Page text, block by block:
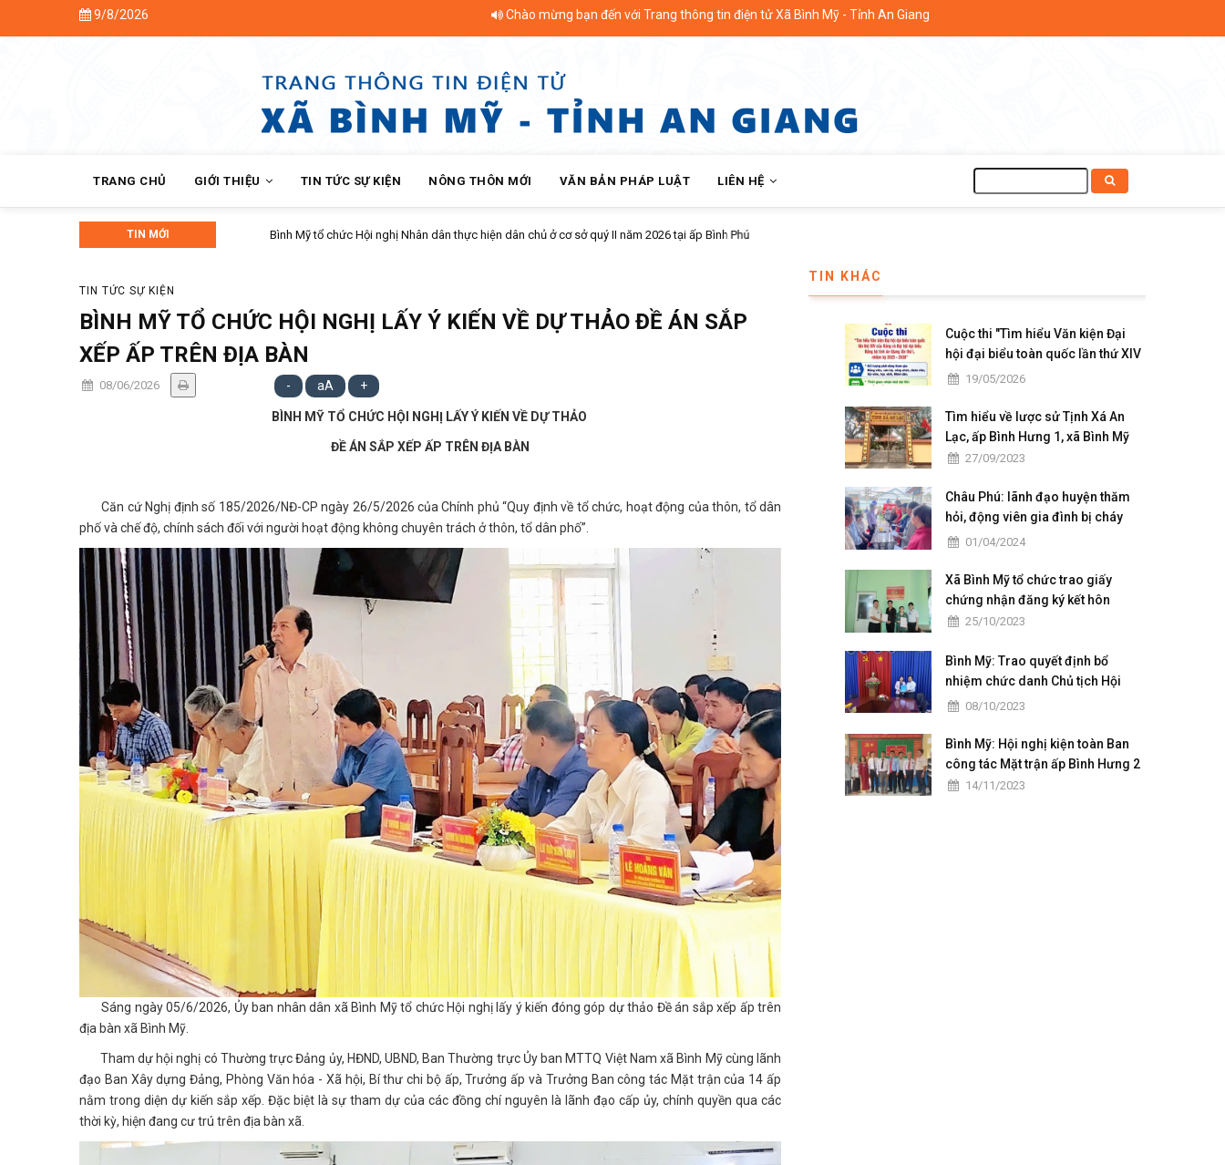
9/8/2026 Chào mừng bạn đến với Trang thông tin điện tử Xã Bình Mỹ - Tỉnh An Giang
NAVIGATION
TRANG CHỦ GIỚI THIỆU TIN TỨC SỰ KIỆN NÔNG THÔN MỚI VĂN BẢN PHÁP LUẬT LIÊN HỆ
kiếm
TIN MỚI Bình Mỹ tổ chức Hội nghị Nhân dân thực hiện dân chủ ở cơ sở quý II năm 2026 tại ấp Bình Phú
TIN TỨC SỰ KIỆN
BÌNH MỸ TỔ CHỨC HỘI NGHỊ LẤY Ý KIẾN VỀ DỰ THẢO ĐỀ ÁN SẮP
XẾP ẤP TRÊN ĐỊA BÀN
08/06/2026 - aA +
BÌNH MỸ TỔ CHỨC HỘI NGHỊ LẤY Ý KIẾN VỀ DỰ THẢO
ĐỀ ÁN SẮP XẾP ẤP TRÊN ĐỊA BÀN
Căn cứ Nghị định số 185/2026/NĐ-CP ngày 26/5/2026 của Chính phủ “Quy định về tổ chức, hoạt động của thôn, tổ dân
phố và chế độ, chính sách đối với người hoạt động không chuyên trách ở thôn, tổ dân phố”.
Sáng ngày 05/6/2026, Ủy ban nhân dân xã Bình Mỹ tổ chức Hội nghị lấy ý kiến đóng góp dự thảo Đề án sắp xếp ấp trên
địa bàn xã Bình Mỹ.
Tham dự hội nghị có Thường trực Đảng ủy, HĐND, UBND, Ban Thường trực Ủy ban MTTQ Việt Nam xã Bình Mỹ cùng lãnh
đạo Ban Xây dựng Đảng, Phòng Văn hóa - Xã hội, Bí thư chi bộ ấp, Trưởng ấp và Trưởng Ban công tác Mặt trận của 14 ấp
nằm trong diện dự kiến sắp xếp. Đặc biệt là sự tham dự của các đồng chí nguyên là lãnh đạo cấp ủy, chính quyền qua các
thời kỳ, hiện đang cư trú trên địa bàn xã.
TIN KHÁC
Cuộc thi "Tìm hiểu Văn kiện Đại
hội đại biểu toàn quốc lần thứ XIV
của Đảng và Đại hội đại biểu Đảng
kỳ 2025 - 2030"
19/05/2026
Tìm hiểu về lược sử Tịnh Xá An
Lạc, ấp Bình Hưng 1, xã Bình Mỹ
27/09/2023
Châu Phú: lãnh đạo huyện thăm
hỏi, động viên gia đình bị cháy
nhà tại xã Bình Mỹ
01/04/2024
Xã Bình Mỹ tổ chức trao giấy
chứng nhận đăng ký kết hôn
25/10/2023
Bình Mỹ: Trao quyết định bổ
nhiệm chức danh Chủ tịch Hội
khuyến học xã Bình Mỹ
08/10/2023
Bình Mỹ: Hội nghị kiện toàn Ban
công tác Mặt trận ấp Bình Hưng 2
14/11/2023